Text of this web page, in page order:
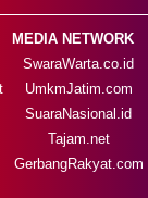
MEDIA NETWORK
SwaraWarta.co.id
UmkmJatim.com
SuaraNasional.id
Tajam.net
GerbangRakyat.com